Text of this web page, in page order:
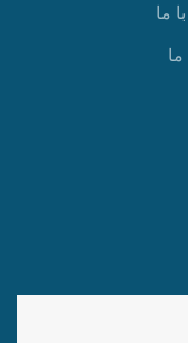
ما
ما